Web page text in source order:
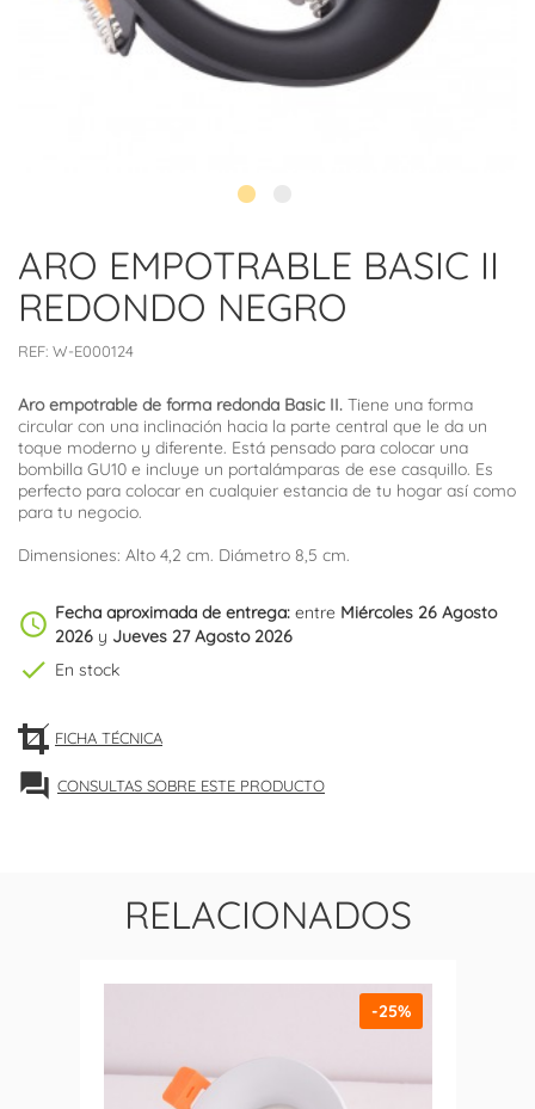
ARO EMPOTRABLE BASIC II
REDONDO NEGRO
REF: W-E000124
Aro empotrable de forma redonda Basic II. Tiene una forma
circular con una inclinación hacia la parte central que le da un
toque moderno y diferente. Está pensado para colocar una
bombilla GU10 e incluye un portalámparas de ese casquillo. Es
perfecto para colocar en cualquier estancia de tu hogar así como
para tu negocio.
Dimensiones: Alto 4,2 cm. Diámetro 8,5 cm.
schedule Fecha aproximada de entrega: entre Miércoles 26 Agosto
2026 y Jueves 27 Agosto 2026
check En stock
FICHA TÉCNICA
forum CONSULTAS SOBRE ESTE PRODUCTO
RELACIONADOS
-25%